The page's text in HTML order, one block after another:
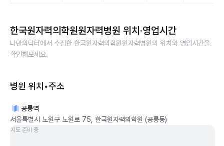
한국원자력의학원원자력병원 위치·영업시간
나만의닥터에서 수집한 한국원자력의학원원자력병원의 위치와 영업시간을
확인해보세요.
병원 위치•주소
공릉역
서울특별시 노원구 노원로 75, 한국원자력의학원 (공릉동)
지도 준비 중